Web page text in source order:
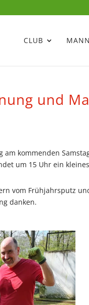
CLUB
und
kommenden
um 15 Uhr ein
vom Frühjahrsputz
danken.